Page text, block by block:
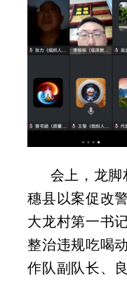
会上，龙脚
穗县以案促改
大龙村第一书
整治违规吃喝
作队副队长、